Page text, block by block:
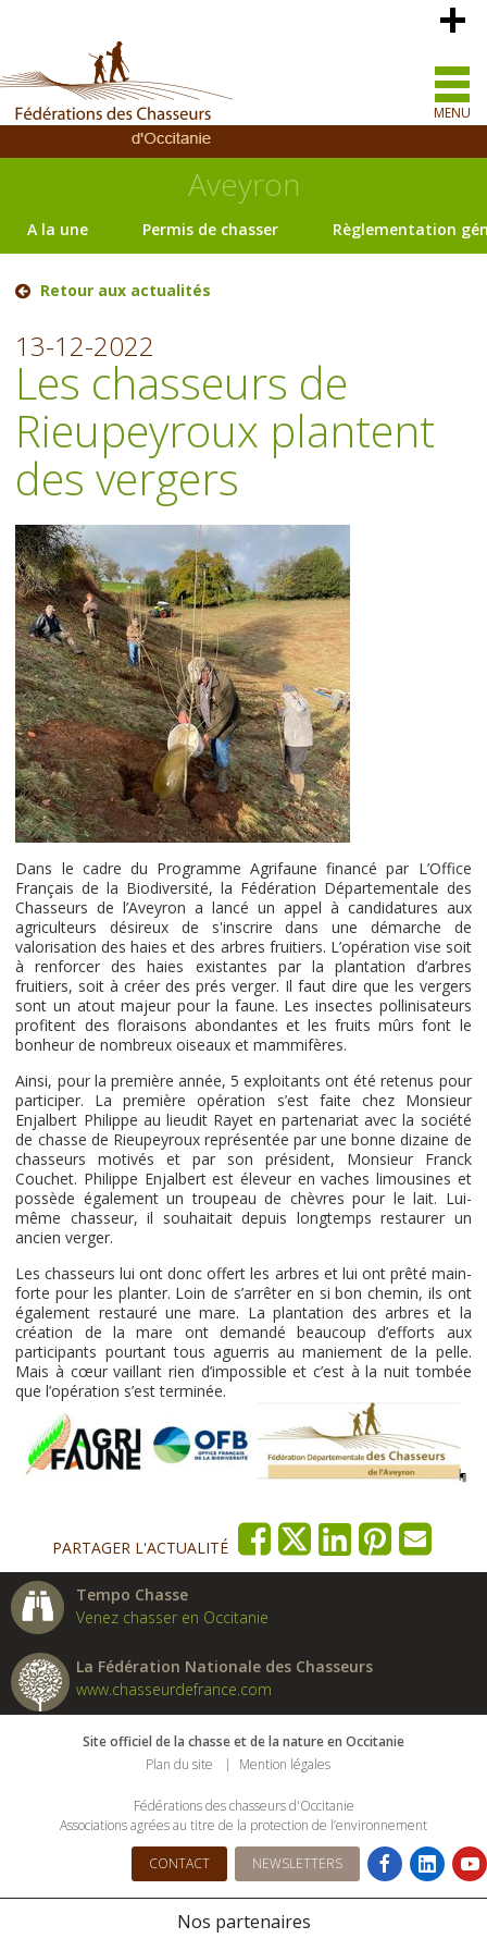
MENU
Aveyron
A la une Permis de chasser Règlementation
Retour aux actualités
13-12-2022
Les chasseurs de
Rieupeyroux plantent
des vergers
Dans le cadre du Programme Agrifaune financé par L’Office
Français de la Biodiversité, la Fédération Départementale des
Chasseurs de l’Aveyron a lancé un appel à candidatures aux
agriculteurs désireux de s'inscrire dans une démarche de
valorisation des haies et des arbres fruitiers. L’opération vise soit
à renforcer des haies existantes par la plantation d’arbres
fruitiers, soit à créer des prés verger. Il faut dire que les vergers
sont un atout majeur pour la faune. Les insectes pollinisateurs
profitent des floraisons abondantes et les fruits mûrs font le
bonheur de nombreux oiseaux et mammifères.
Ainsi, pour la première année, 5 exploitants ont été retenus pour
participer. La première opération s’est faite chez Monsieur
Enjalbert Philippe au lieudit Rayet en partenariat avec la société
de chasse de Rieupeyroux représentée par une bonne dizaine de
chasseurs motivés et par son président, Monsieur Franck
Couchet. Philippe Enjalbert est éleveur en vaches limousines et
possède également un troupeau de chèvres pour le lait. Lui-
même chasseur, il souhaitait depuis longtemps restaurer un
ancien verger.
Les chasseurs lui ont donc offert les arbres et lui ont prêté main-
forte pour les planter. Loin de s’arrêter en si bon chemin, ils ont
également restauré une mare. La plantation des arbres et la
création de la mare ont demandé beaucoup d’efforts aux
participants pourtant tous aguerris au maniement de la pelle.
Mais à cœur vaillant rien d’impossible et c’est à la nuit tombée
que l’opération s’est terminée.
PARTAGER L'ACTUALITÉ
Tempo Chasse
Venez chasser en Occitanie
La Fédération Nationale des Chasseurs
www.chasseurdefrance.com
Site officiel de la chasse et de la nature en Occitanie
Plan du site
Mention légales
Fédérations des chasseurs d'Occitanie
Associations agrées au titre de la protection de l’environnement
CONTACT NEWSLETTERS
Nos partenaires